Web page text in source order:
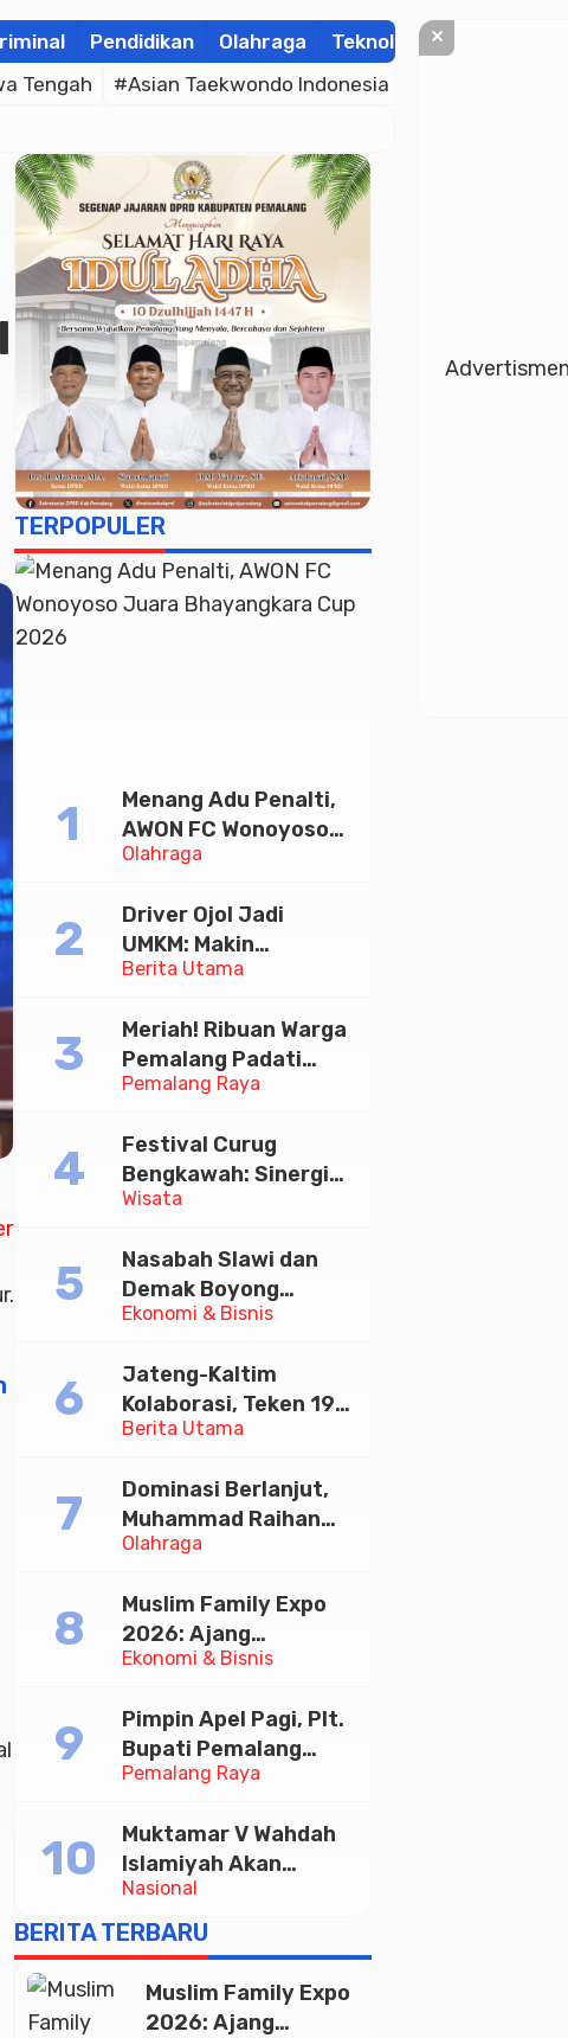
Pendidikan Olahraga Teknologi
Tengah #Asian Taekwondo Indonesia Open
TERPOPULER
Olahraga
Menang Adu Penalti,
AWON FC Wonoyoso
Juara Bhayangkara
Berita Utama
Driver Ojol Jadi
UMKM: Makin
Sejahtera atau
Diskusi Paramadina
Pemalang Raya
Meriah! Ribuan Warga
Pemalang Padati
Kirab Festival Kamir
Wisata
Festival Curug
Bengkawah: Sinergi
Desa Sikasur dan
Memajukan Wisata
serta UMKM Lokal
Ekonomi & Bisnis
Nasabah Slawi dan
Demak Boyong
Toyota Innova Zenix
Tabungan Bima Bank
Jateng
Berita Utama
Jateng-Kaltim
Kolaborasi, Teken 19
Kerja Sama Ekonomi
Olahraga
Dominasi Berlanjut,
Muhammad Raihan
Fadila Sabet Emas
Taekwondo Indonesia
Open 2026
Ekonomi & Bisnis
Muslim Family Expo
2026: Ajang
Silaturahim dan
Halal di Jakarta
Pemalang Raya
Pimpin Apel Pagi, Plt.
Bupati Pemalang
Tekankan Disiplin dan
Pelayanan Publik
Nasional
Muktamar V Wahdah
Islamiyah Akan
Kukuhkan 10.000
Guru Al-Qur’an di
Masjid Istiqlal
BERITA TERBARU
Muslim Family Expo
2026: Ajang
×